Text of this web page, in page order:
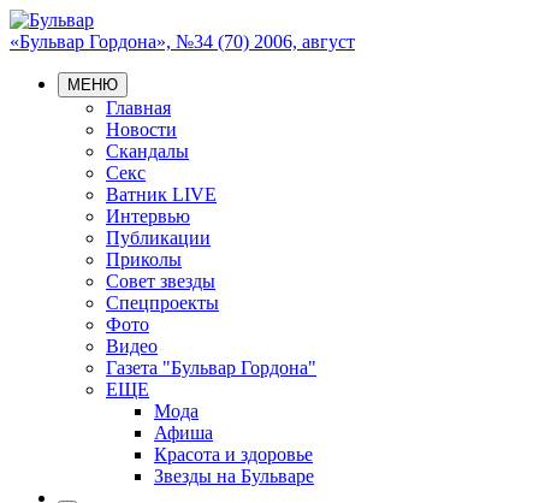
«Бульвар Гордона», №34 (70) 2006, август
МЕНЮ
Главная
Новости
Скандалы
Секс
Ватник LIVE
Интервью
Публикации
Приколы
Совет звезды
Спецпроекты
Фото
Видео
Газета "Бульвар Гордона"
ЕЩЕ
Мода
Афиша
Красота и здоровье
Звезды на Бульваре